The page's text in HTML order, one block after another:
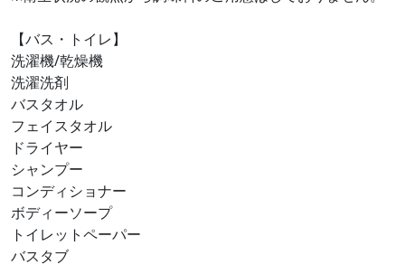
【バス・トイレ】
洗濯機/乾燥機
洗濯洗剤
バスタオル
フェイスタオル
ドライヤー
シャンプー
コンディショナー
ボディーソープ
トイレットペーパー
バスタブ